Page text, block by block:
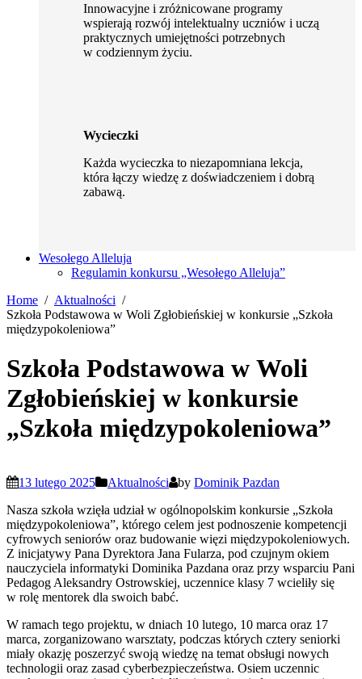
Innowacyjne i zróżnicowane programy
wspierają rozwój intelektualny uczniów i uczą
praktycznych umiejętności potrzebnych
w codziennym życiu.
Wycieczki
Każda wycieczka to niezapomniana lekcja,
która łączy wiedzę z doświadczeniem i dobrą
zabawą.
Wesołego Alleluja
Regulamin konkursu „Wesołego Alleluja”
Home
Aktualności
Szkoła Podstawowa w Woli Zgłobieńskiej w konkursie „Szkoła
międzypokoleniowa”
Szkoła Podstawowa w Woli
Zgłobieńskiej w konkursie
„Szkoła międzypokoleniowa”
13 lutego 2025 Aktualności by Dominik Pazdan
Nasza szkoła wzięła udział w ogólnopolskim konkursie „Szkoła
międzypokoleniowa”, którego celem jest podnoszenie kompetencji
cyfrowych seniorów oraz budowanie więzi międzypokoleniowych.
Z inicjatywy Pana Dyrektora Jana Fularza, pod czujnym okiem
nauczyciela informatyki Dominika Pazdana oraz przy wsparciu Pani
Pedagog Aleksandry Ostrowskiej, uczennice klasy 7 wcieliły się
w rolę mentorek dla swoich babć.
W ramach tego projektu, w dniach 10 lutego, 10 marca oraz 17
marca, zorganizowano warsztaty, podczas których cztery seniorki
miały okazję poszerzyć swoją wiedzę na temat obsługi nowych
technologii oraz zasad cyberbezpieczeństwa. Osiem uczennic